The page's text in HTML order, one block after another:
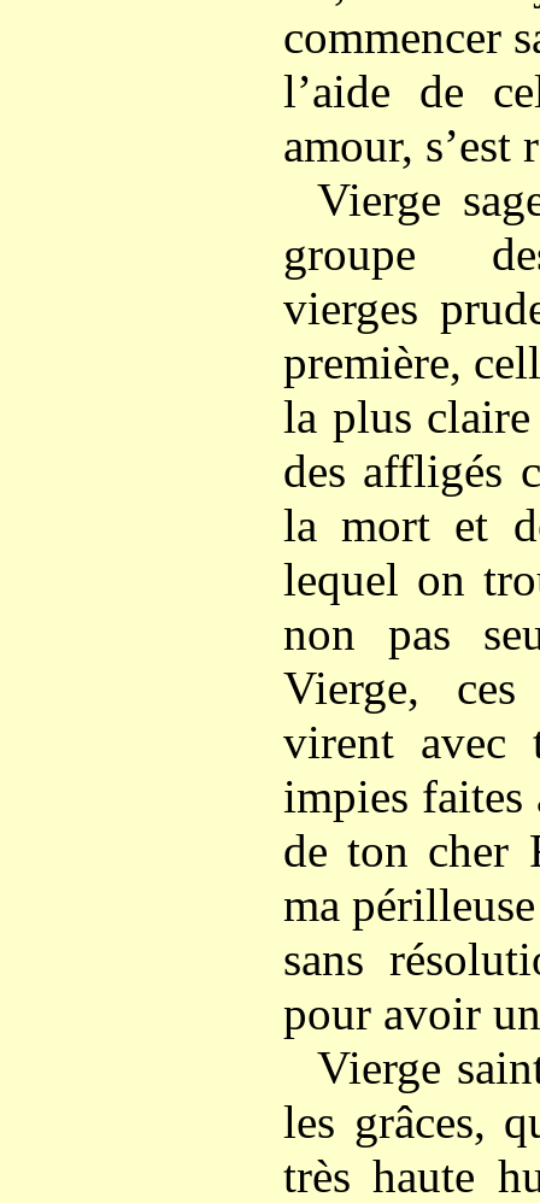
commencer
l’aide de
amour, s’est
Vierge
groupe
vierges
première,
la plus
des affligés
la mort et
lequel on
non pas
Vierge,
virent avec
impies faites
de ton cher
ma
sans
pour avoir
Vierge
les grâces,
très haute